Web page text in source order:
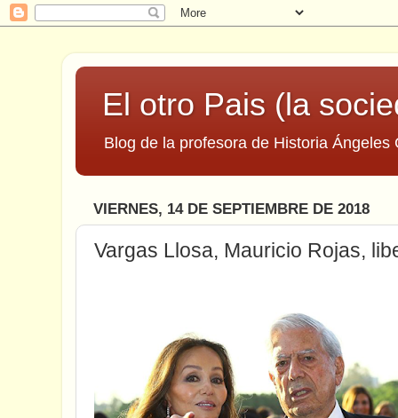
El otro Pais (la
Blog de la profesora de Historia Ángeles
VIERNES, 14 DE SEPTIEMBRE DE 2018
Vargas Llosa, Mauricio Rojas,